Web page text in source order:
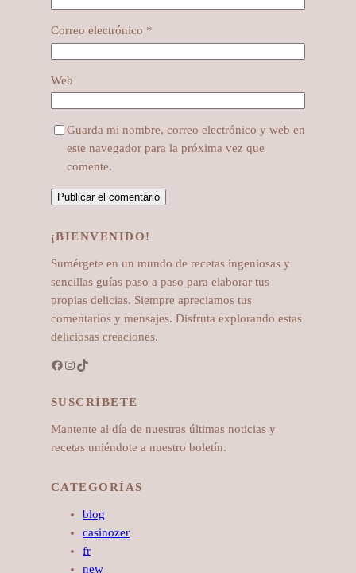
Correo electrónico *
Web
Guarda mi nombre, correo electrónico y web en
este navegador para la próxima vez que
comente.
¡BIENVENIDO!
Sumérgete en un mundo de recetas ingeniosas y
sencillas guías paso a paso para elaborar tus
propias delicias. Siempre apreciamos tus
comentarios y mensajes. Disfruta explorando estas
deliciosas creaciones.
Facebook Instagram TikTok
SUSCRÍBETE
Mantente al día de nuestras últimas noticias y
recetas uniéndote a nuestro boletín.
CATEGORÍAS
blog
casinozer
fr
new